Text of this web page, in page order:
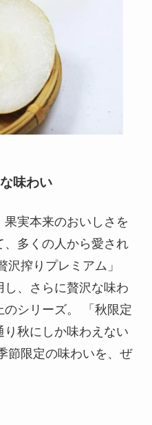
味わい
果実本来のおいしさを
多くの人から愛され
搾りプレミアム」
、さらに贅沢な味わ
シリーズ。 「秋限定
り秋にしか味わえない
節限定の味わいを、ぜ